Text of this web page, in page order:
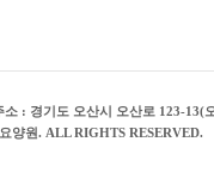
소 : 경기도 오산시 오산로 123-13(
양원. ALL RIGHTS RESERVED.